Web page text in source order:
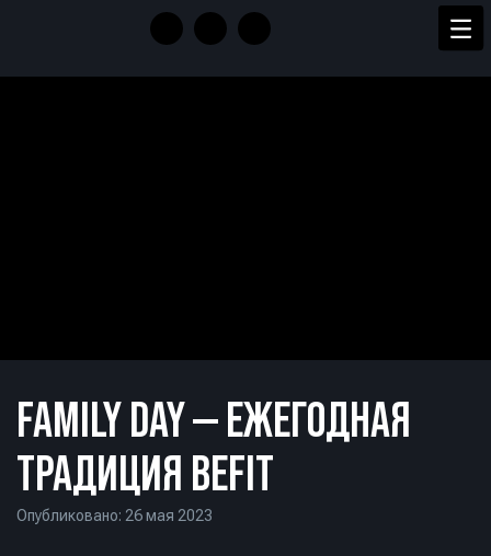
FAMILY DAY — ЕЖЕГОДНАЯ
ТРАДИЦИЯ BEFIT
Опубликовано: 26 мая 2023